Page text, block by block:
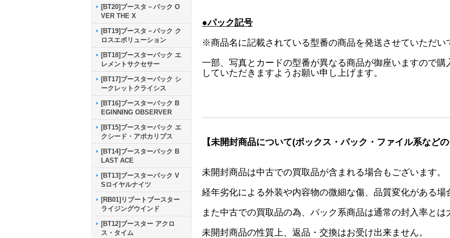
[BT20]ブースタ－パック O
VER THE X
[BT19]ブースタ－パック ク
ロスエボリューション
[BT18]ブースターパック エ
レメントサクセサー
[BT17]ブースターパック シ
ークレットクライシス
[BT16]ブースターパック B
EGINNING OBSERVER
[BT15]ブースターパック エ
クシード・アポカリプス
[BT14]ブースターパック B
LAST ACE
[BT13]ブースターパック V
Sロイヤルナイツ
[RB01]リブートブースター
ライジングウインド
[BT12]ブースター アクロ
ス・タイム
●パック記号
※商品名に記載されている型番の商品を発送させていただい
一部、写真とカードの型番が異なる商品が御座いますので
していただきますようお願い申し上げます。
【未開封商品について(ボックス・パック・ファイル系など
未開封商品は中古での買取品が含まれる場合もございます。
経年劣化による外装や内容物の微細な傷、品質変化がある場
また中古での買取品の為、パック系商品は通常の封入率と
未開封商品の性質上、返品・交換はお受け出来ません。